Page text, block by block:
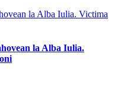
la Alba Iulia.